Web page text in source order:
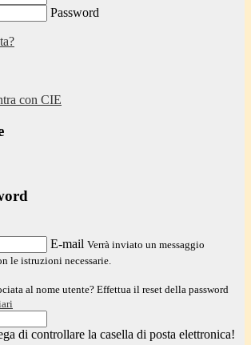
Password
con CIE
E-mail Verrà inviato un messaggio
le istruzioni necessarie.
al nome utente? Effettua il reset della password
di controllare la casella di posta elettronica!